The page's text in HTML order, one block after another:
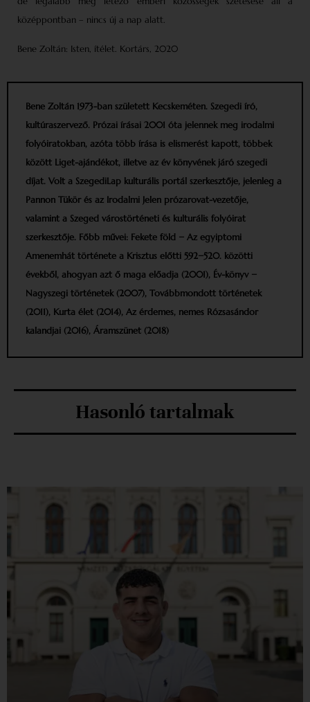
középpontban – nincs új a nap alatt.
Bene Zoltán: Isten, ítélet. Kortárs, 2020
Bene Zoltán 1973-ban született Kecskeméten. Szegedi író,
kultúraszervező. Prózai írásai 2001 óta jelennek meg irodalmi
folyóiratokban, azóta több írása is elismerést kapott, többek
között Liget-ajándékot, illetve az év könyvének járó szegedi
díjat. Volt a SzegediLap kulturális portál szerkesztője, jelenleg a
Pannon Tükör és az Irodalmi Jelen prózarovat-vezetője,
valamint a Szeged várostörténeti és kulturális folyóirat
szerkesztője. Főbb művei: Fekete föld − Az egyiptomi
Amenemhát története a Krisztus előtti 592−520. közötti
évekből, ahogyan azt ő maga előadja (2001), Év-könyv −
Nagyszegi történetek (2007), Továbbmondott történetek
(2011), Kurta élet (2014), Az érdemes, nemes Rózsasándor
kalandjai (2016), Áramszünet (2018)
Hasonló tartalmak